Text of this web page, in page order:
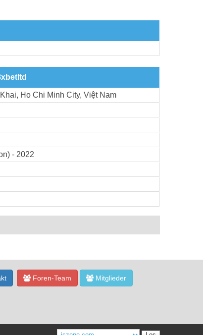
Ho Chi Minh City, Việt Nam
- 2022
Foren-Team Mitglieder